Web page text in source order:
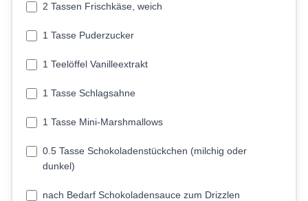
2 Tassen Frischkäse, weich
1 Tasse Puderzucker
1 Teelöffel Vanilleextrakt
1 Tasse Schlagsahne
1 Tasse Mini-Marshmallows
0.5 Tasse Schokoladenstückchen (milchig oder
dunkel)
nach Bedarf Schokoladensauce zum Drizzlen